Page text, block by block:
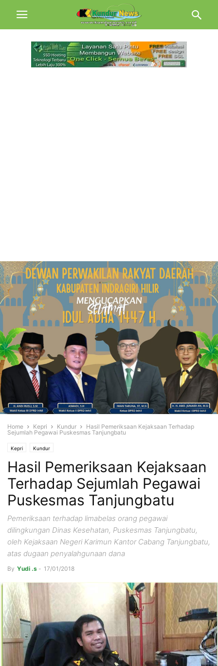
Home Kepri Kundur
Hasil Pemeriksaan Kejaksaan Terhadap
Sejumlah Pegawai Puskesmas Tanjungbatu
Kepri Kundur
Hasil Pemeriksaan Kejaksaan
Terhadap Sejumlah Pegawai
Puskesmas Tanjungbatu
Pemeriksaan terhadap limabelas orang pegawai
dilingkungan Dinas Kesehatan, Puskesmas Tanjungbatu,
oleh Kejaksaan Negeri Karimun Kantor Cabang Tanjungbatu,
atas dugaan penyalahgunaan dana
By Yudi .s - 17/01/2018